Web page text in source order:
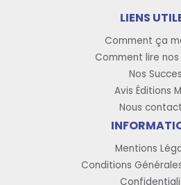
LIENS
Comment ça
Comment lire
Nos Succes
Avis Éditions
Nous
Mentions
Conditions